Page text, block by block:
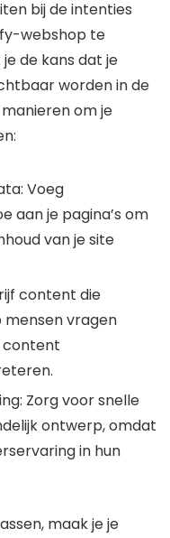
bij de intenties
webshop te
de kans dat je
worden in de
om je
Voeg
aan je pagina’s om
van je site
content die
mensen vragen
content
Zorg voor snelle
ontwerp, omdat
in hun
maak je je